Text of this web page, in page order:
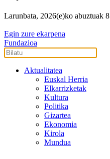
Larunbata, 2026(e)ko abuztuak 8
Egin zure ekarpena
Fundazioa
Aktualitatea
Euskal Herria
Elkarrizketak
Kultura
Politika
Gizartea
Ekonomia
Kirola
Mundua